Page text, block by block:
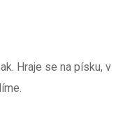
Hraje se na písku, v